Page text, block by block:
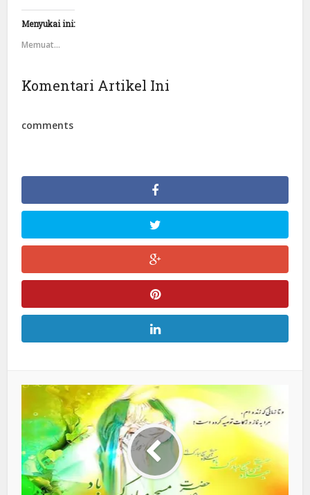
Menyukai ini:
Memuat...
Komentari Artikel Ini
comments